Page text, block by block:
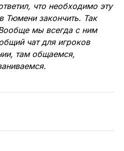
что необходимо эту
Тюмени закончить. Так
мы всегда с ним
чат для игроков
там общаемся,